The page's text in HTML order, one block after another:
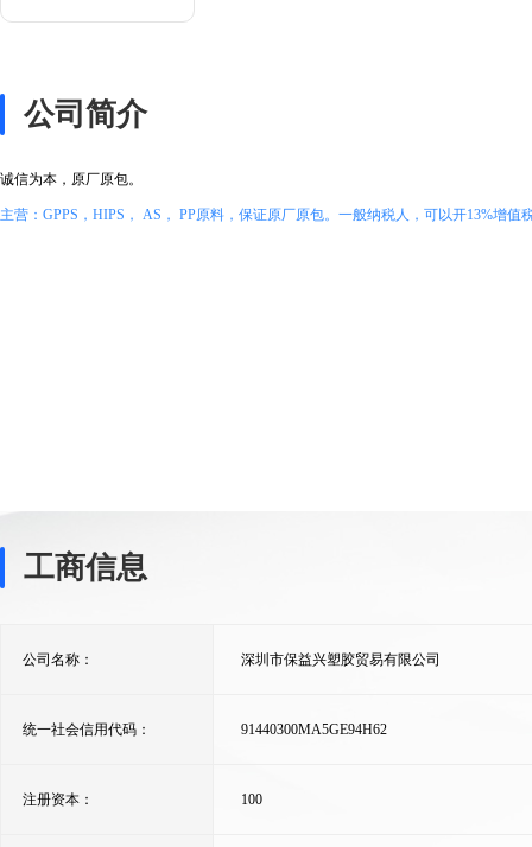
公司简介
诚信为本，原厂原包。
主营：GPPS，HIPS， AS， PP原料，保证原厂原包。一般纳税人，可以开13%增值
工商信息
公司名称： 深圳市保益兴塑胶贸易有限公司
统一社会信用代码： 91440300MA5GE94H62
注册资本： 100